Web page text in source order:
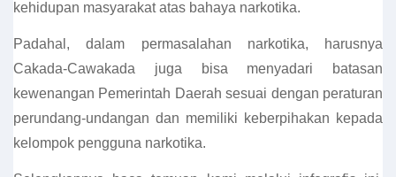
kehidupan masyarakat atas bahaya narkotika.
Padahal, dalam permasalahan narkotika, harusnya
Cakada-Cawakada juga bisa menyadari batasan
kewenangan Pemerintah Daerah sesuai dengan peraturan
perundang-undangan dan memiliki keberpihakan kepada
kelompok pengguna narkotika.